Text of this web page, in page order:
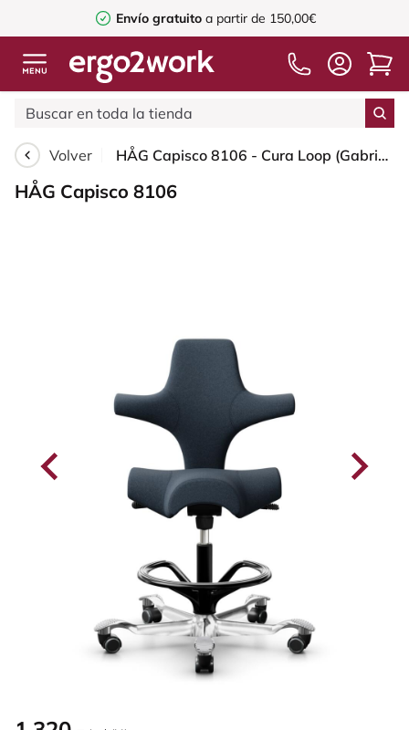
Envío gratuito a partir de 150,00€
Volver HÅG Capisco 8106 - Cura Loop (Gabriel) - Poliéster reciclados - CLP66165 Blue - Black - 200 mm (seat height 46-64cm) - Soft castors for hard floors
HÅG Capisco 8106